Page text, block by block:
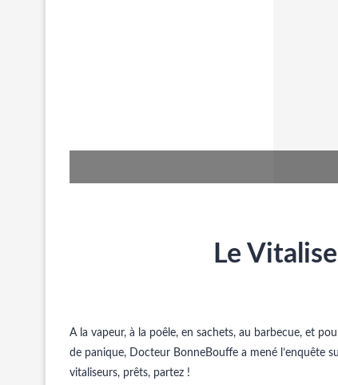
Le
A la vapeur, à la poêle, en sachets, au barbecue, et
de panique, Docteur BonneBouffe a mené l’enquête
vitaliseurs, prêts, partez !